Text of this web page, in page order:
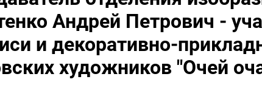
Андрей Петрович -
и декоративно-
художников "Очей